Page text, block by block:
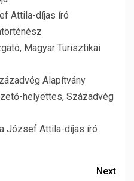
Attila-díjas író
Magyar Turisztikai
Alapítvány
helyettes, Századvég
József Attila-díjas író
Next